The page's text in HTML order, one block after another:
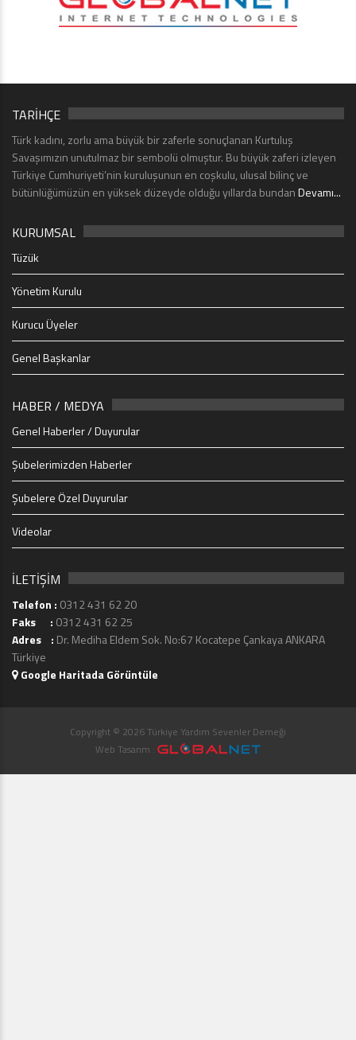
TARİHÇE
Türk kadını, zorlu ama büyük bir zaferle sonuçlanan Kurtuluş
Savaşımızın unutulmaz bir sembolü olmuştur. Bu büyük zaferi izleyen
Türkiye Cumhuriyeti’nin kuruluşunun en coşkulu, ulusal bilinç ve
bütünlüğümüzün en yüksek düzeyde olduğu yıllarda bundanDevamı...
KURUMSAL
Tüzük
Yönetim Kurulu
Kurucu Üyeler
Genel Başkanlar
HABER / MEDYA
Genel Haberler / Duyurular
Şubelerimizden Haberler
Şubelere Özel Duyurular
Videolar
İLETİŞİM
Telefon : 0312 431 62 20
Faks : 0312 431 62 25
Adres : Dr. Mediha Eldem Sok. No:67 Kocatepe Çankaya ANKARA
Türkiye
Google Haritada Görüntüle
Copyright © 2026 Türkiye Yardım Sevenler Derneği
Web Tasarım :